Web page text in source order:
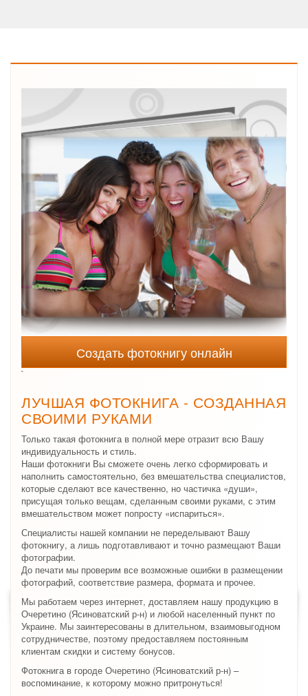
Создать фотокнигу онлайн
`
ЛУЧШАЯ ФОТОКНИГА - СОЗДАННАЯ
СВОИМИ РУКАМИ
Только такая фотокнига в полной мере отразит всю Вашу
индивидуальность и стиль.
Наши фотокниги Вы сможете очень легко сформировать и
наполнить самостоятельно, без вмешательства специалистов,
которые сделают все качественно, но частичка «души»,
присущая только вещам, сделанным своими руками, с этим
вмешательством может попросту «испариться».
Специалисты нашей компании не переделывают Вашу
фотокнигу, а лишь подготавливают и точно размещают Ваши
фотографии.
До печати мы проверим все возможные ошибки в размещении
фотографий, соответствие размера, формата и прочее.
Мы работаем через интернет, доставляем нашу продукцию в
Очеретино (Ясиноватский р-н) и любой населенный пункт по
Украине. Мы заинтересованы в длительном, взаимовыгодном
сотрудничестве, поэтому предоставляем постоянным
клиентам скидки и систему бонусов.
Фотокнига в городе Очеретино (Ясиноватский р-н) –
воспоминание, к которому можно притронуться!